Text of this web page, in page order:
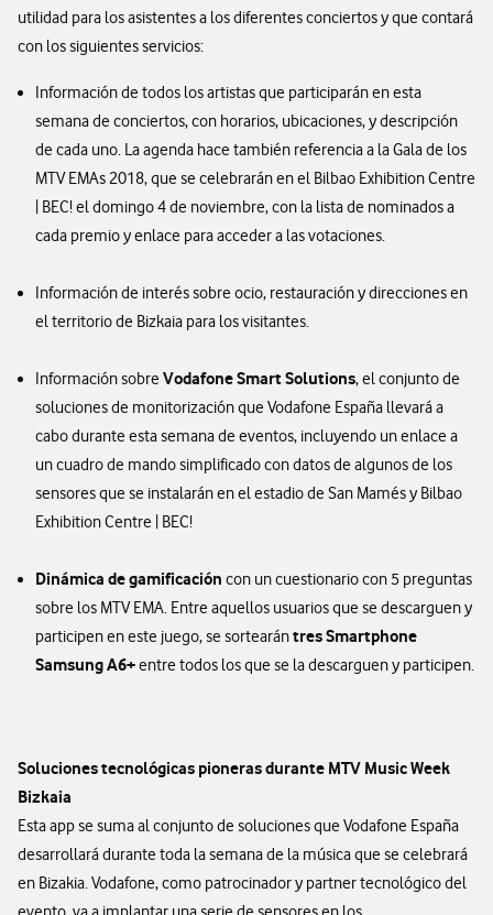
utilidad para los asistentes a los diferentes conciertos y que contará
con los siguientes servicios:
Información de todos los artistas que participarán en esta
semana de conciertos, con horarios, ubicaciones, y descripción
de cada uno. La agenda hace también referencia a la Gala de los
MTV EMAs 2018, que se celebrarán en el Bilbao Exhibition Centre
| BEC! el domingo 4 de noviembre, con la lista de nominados a
cada premio y enlace para acceder a las votaciones.
Información de interés sobre ocio, restauración y direcciones en
el territorio de Bizkaia para los visitantes.
Información sobre Vodafone Smart Solutions, el conjunto de
soluciones de monitorización que Vodafone España llevará a
cabo durante esta semana de eventos, incluyendo un enlace a
un cuadro de mando simplificado con datos de algunos de los
sensores que se instalarán en el estadio de San Mamés y Bilbao
Exhibition Centre | BEC!
Dinámica de gamificación con un cuestionario con 5 preguntas
sobre los MTV EMA. Entre aquellos usuarios que se descarguen y
participen en este juego, se sortearántres Smartphone
Samsung A6+entre todos los que se la descarguen y participen.
Soluciones tecnológicas pioneras durante MTV Music Week
Bizkaia
Esta app se suma al conjunto de soluciones que Vodafone España
desarrollará durante toda la semana de la música que se celebrará
en Bizakia. Vodafone, como patrocinador y partner tecnológico del